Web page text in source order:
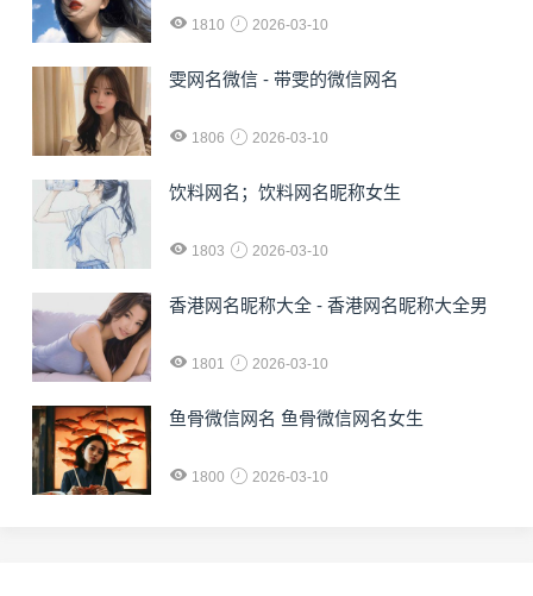
1810 2026-03-10
雯网名微信 - 带雯的微信网名
1806 2026-03-10
饮料网名；饮料网名昵称女生
1803 2026-03-10
香港网名昵称大全 - 香港网名昵称大全男
1801 2026-03-10
鱼骨微信网名 鱼骨微信网名女生
1800 2026-03-10